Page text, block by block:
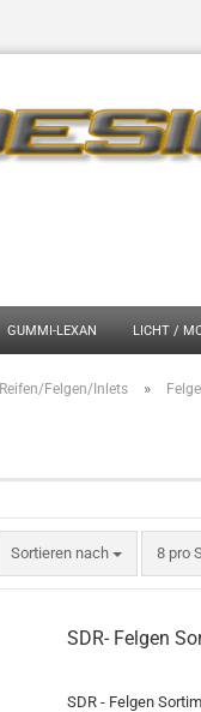
GUMMI-LEXAN LICHT /
Reifen/Felgen/Inlets »
Sortieren nach
Sortieren nach 8 pro
pro
SDR- Felgen
SDR - Felgen